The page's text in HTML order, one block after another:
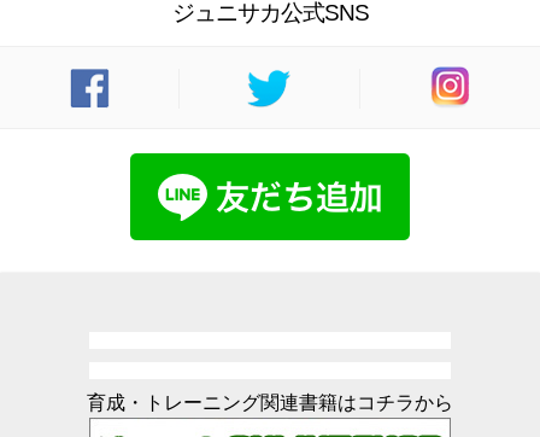
ジュニサカ公式SNS
育成・トレーニング関連書籍はコチラから